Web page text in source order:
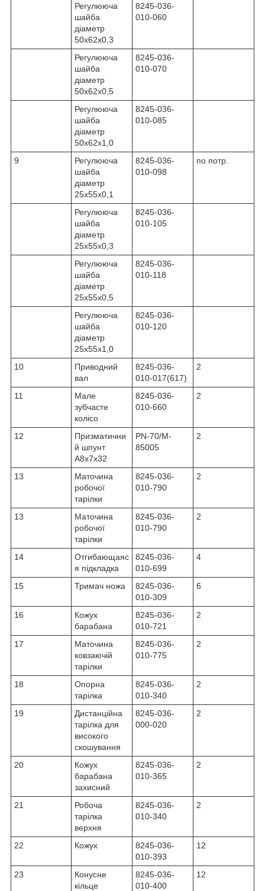
Регулююча
шайба
діаметр
50x62x0,3
8245-036-
010-060
Регулююча
шайба
діаметр
50x62x0,5
8245-036-
010-070
Регулююча
шайба
діаметр
50x62x1,0
8245-036-
010-085
9
Регулююча
шайба
діаметр
25x55x0,1
8245-036-
010-098
по потр.
Регулююча
шайба
діаметр
25x55x0,3
8245-036-
010-105
Регулююча
шайба
діаметр
25x55x0,5
8245-036-
010-118
Регулююча
шайба
діаметр
25x55x1,0
8245-036-
010-120
10
Приводний
вал
8245-036-
010-017(617)
2
11
Мале
зубчасте
колісо
8245-036-
010-660
2
12
Призматични
й шпунт
A8x7x32
PN-70/M-
85005
2
13
Маточина
робочої
тарілки
8245-036-
010-790
2
13
Маточина
робочої
тарілки
8245-036-
010-790
2
14
Отгибающаяс
я підкладка
8245-036-
010-699
4
15 Тримач ножа
8245-036-
010-309
6
16
Кожух
барабана
8245-036-
010-721
2
17
Маточина
ковзаючій
тарілки
8245-036-
010-775
2
18
Опорна
тарілка
8245-036-
010-340
2
19
Дистанційна
тарілка для
високого
скошування
8245-036-
000-020
2
20
Кожух
барабана
захисний
8245-036-
010-365
2
21
Робоча
тарілка
верхня
8245-036-
010-340
2
22 Кожух
8245-036-
010-393
12
23
Конусне
кільце
8245-036-
010-400
12